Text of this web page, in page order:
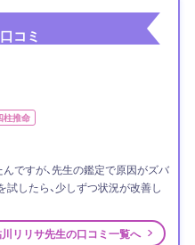
コミ
柱推命
ですが、先生の鑑定で原因がズバ
試したら、少しずつ状況が改善し
リリサ先生の口コミ一覧へ